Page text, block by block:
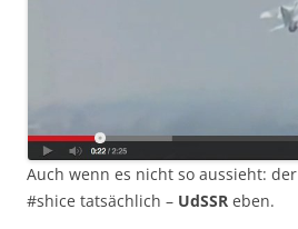
Auch wenn es nicht so aussieht: der
#shice tatsächlich – UdSSR eben.